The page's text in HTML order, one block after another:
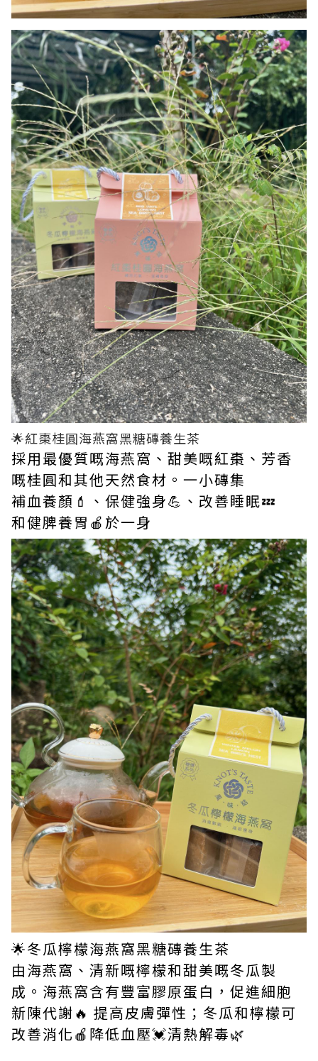
🌟紅棗桂圓海燕窩黑糖磚養生茶
採用最優質嘅海燕窩、甜美嘅紅棗、芳香
嘅桂圓和其他天然食材。一小磚集
補血養顏💄、保健強身💪、改善睡眠💤
和健脾養胃🍎於一身
🌟冬瓜檸檬海燕窩黑糖磚養生茶
由海燕窩、清新嘅檸檬和甜美嘅冬瓜製
成。海燕窩含有豐富膠原蛋白，促進細胞
新陳代謝🔥 提高皮膚彈性；冬瓜和檸檬可
改善消化🍎降低血壓💓清熱解毒🌿